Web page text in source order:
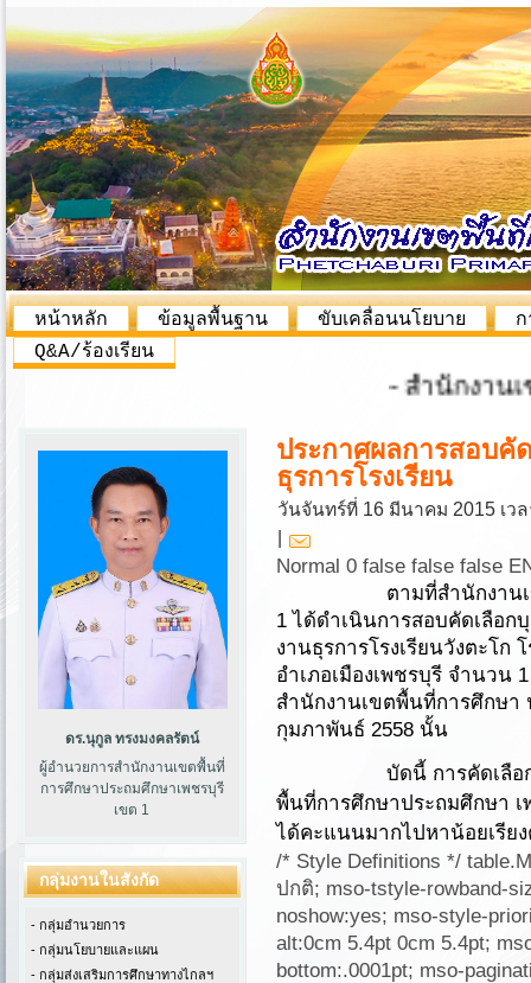
หน้าหลัก ข้อมูลพื้นฐาน ขับเคลื่อนนโยบาย
Q&A/ร้องเรียน
- สำนักงานเข
ดร.นุกูล ทรงมงคลรัตน์
ผู้อำนวยการสำนักงานเขตพื้นที่
การศึกษาประถมศึกษาเพชรบุรี
เขต 1
กลุ่มงานในสังกัด
- กลุ่มอำนวยการ
- กลุ่มนโยบายและแผน
- กลุ่มส่งเสริมการศึกษาทางไกลฯ
ประกาศผลการสอบคั
ธุรการโรงเรียน
วันจันทร์ที่ 16 มีนาคม 2015 เว
Normal 0 false false false
ตามที่สำนักงาน
1 ได้ดำเนินการสอบคัดเลือก
งานธุรการโรงเรียนวังตะโก
อำเภอเมืองเพชรบุรี จำนวน
สำนักงานเขตพื้นที่การศึกษา
กุมภาพันธ์ 2558 นั้น
บัดนี้ การคัดเลือ
พื้นที่การศึกษาประถมศึกษา เ
ได้คะแนนมากไปหาน้อยเรี
/* Style Definitions */
ปกติ; mso-tstyle-rowband-
noshow:yes; mso-style-
alt:0cm 5.4pt 0cm 5.4pt;
bottom:.0001pt; mso-